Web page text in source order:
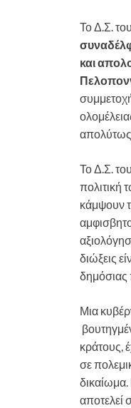
Το Δ.Σ.
και
Το Δ.Σ.
πολιτική
κάμψουν
διώξεις
δημόσιας
Μια
κράτους,
σε
αποτελεί